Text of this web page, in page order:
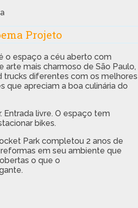
Projeto
o espaço a céu aberto com
arte mais charmoso de São Paulo,
trucks diferentes com os melhores
que apreciam a boa culinária do
Entrada livre. O espaço tem
bikes.
Park completou 2 anos de
em seu ambiente que
o que o